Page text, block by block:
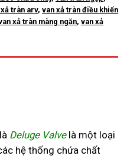
tràn arv, van xả tràn điều khiển
xả tràn màng ngăn, van xả
Deluge Valvelà một loại
hệ thống chứa chất